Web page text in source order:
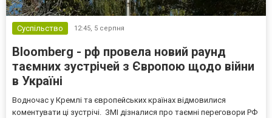
Суспільство 12:45, 5 серпня
Bloomberg - рф провела новий раунд
таємних зустрічей з Європою щодо війни
в Україні
Водночас у Кремлі та європейських країнах відмовилися
коментувати ці зустрічі. ЗМІ дізналися про таємні переговори РФ